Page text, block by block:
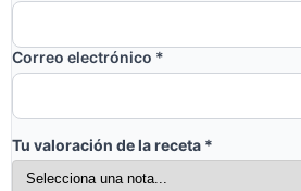
Correo electrónico *
Tu valoración de la receta *